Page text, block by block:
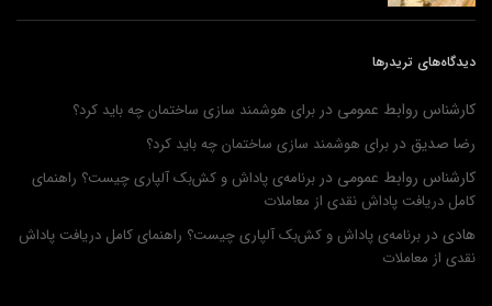
دیدگاه‌های تریدرها
کارشناس روابط عمومی در برای هوشمند سازی ساختمان چه باید کرد؟
رضا صدیق در برای هوشمند سازی ساختمان چه باید کرد؟
کارشناس روابط عمومی در برنامه‌ی پاداش و کش‌بک آلپاری چیست؟ راهنمای
کامل دریافت پاداش نقدی از معاملات
هادی در برنامه‌ی پاداش و کش‌بک آلپاری چیست؟ راهنمای کامل دریافت پاداش
نقدی از معاملات